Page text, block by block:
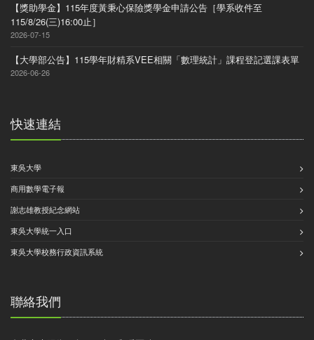
【獎助學金】115年度黃秉心保險獎學金申請公告［學系收件至
115/8/26(三)16:00止］
2026-07-15
【大學部公告】115學年財精系VEE相關「數理統計」課程登記選課表單
2026-06-26
快速連結
東吳大學
商用數學電子報
謝志雄教授紀念網站
東吳大學統一入口
東吳大學校務行政資訊系統
聯絡我們